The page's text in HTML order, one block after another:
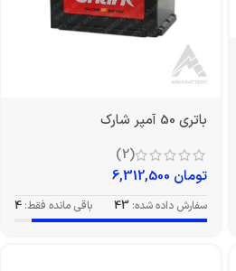
باتری 50 آمپر شارک
(2)
تومان
سفارش داده شده: 43 باقی مانده فقط: 4